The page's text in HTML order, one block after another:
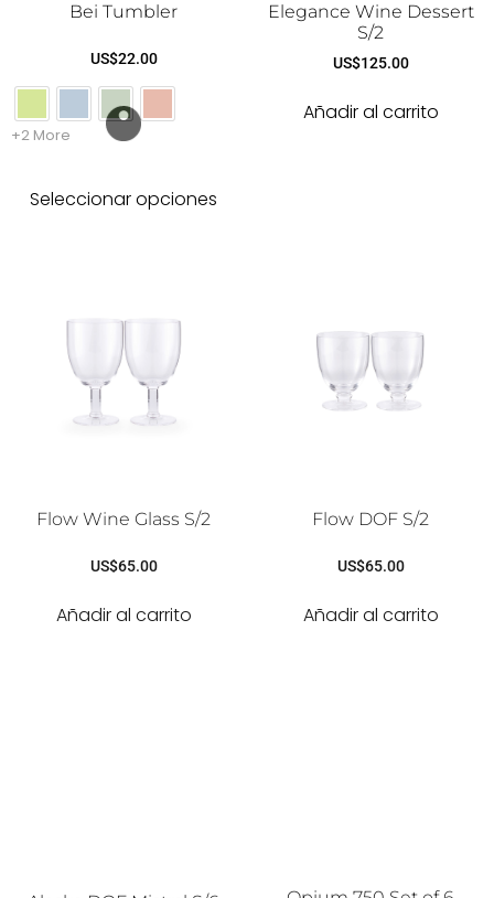
Bei Tumbler
US$22.00
+2 More
Seleccionar opciones
Elegance Wine Dessert
S/2
US$125.00
Añadir al carrito
Flow Wine Glass S/2
US$65.00
Añadir al carrito
Flow DOF S/2
US$65.00
Añadir al carrito